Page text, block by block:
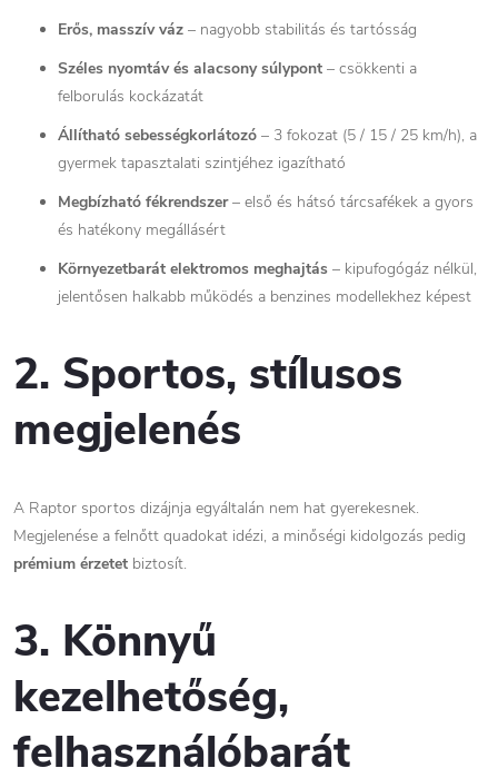
Erős, masszív váz – nagyobb stabilitás és tartósság
Széles nyomtáv és alacsony súlypont – csökkenti a
felborulás kockázatát
Állítható sebességkorlátozó – 3 fokozat (5 / 15 / 25 km/h), a
gyermek tapasztalati szintjéhez igazítható
Megbízható fékrendszer– első és hátsó tárcsafékek a gyors
és hatékony megállásért
Környezetbarát elektromos meghajtás – kipufogógáz nélkül,
jelentősen halkabb működés a benzines modellekhez képest
2. Sportos, stílusos
megjelenés
A Raptor sportos dizájnja egyáltalán nem hat gyerekesnek.
Megjelenése a felnőtt quadokat idézi, a minőségi kidolgozás pedig
prémium érzetet biztosít.
3. Könnyű
kezelhetőség,
felhasználóbarát